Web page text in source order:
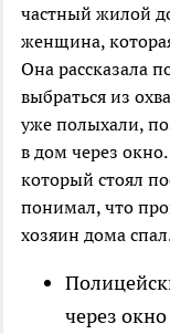
частный жилой
женщина,
Она рассказала
выбраться из
уже полыхали,
в дом через
который стоял
понимал, что
хозяин дома
через